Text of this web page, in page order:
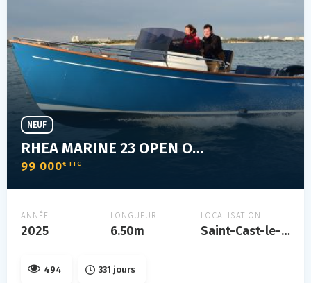
RHEA MARINE 23 OPEN ORIGINE
99 000€ TTC
NEUF
ANNÉE
2025
LONGUEUR
6.50m
LOCALISATION
Saint-Cast-le-Guildo
494 331 jours